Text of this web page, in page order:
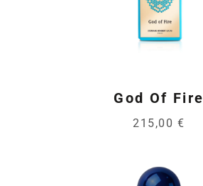
God Of Fire
215,00 €